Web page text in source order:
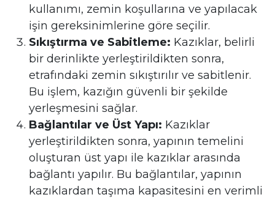
kullanımı, zemin koşullarına ve yapılacak
işin gereksinimlerine göre seçilir.
Sıkıştırma ve Sabitleme: Kazıklar, belirli
bir derinlikte yerleştirildikten sonra,
etrafındaki zemin sıkıştırılır ve sabitlenir.
Bu işlem, kazığın güvenli bir şekilde
yerleşmesini sağlar.
Bağlantılar ve Üst Yapı: Kazıklar
yerleştirildikten sonra, yapının temelini
oluşturan üst yapı ile kazıklar arasında
bağlantı yapılır. Bu bağlantılar, yapının
kazıklardan taşıma kapasitesini en verimli